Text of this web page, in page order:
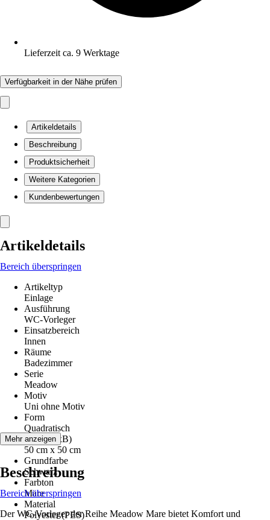
Lieferzeit ca. 9 Werktage
Verfügbarkeit in der Nähe prüfen
Artikeldetails
Beschreibung
Produktsicherheit
Weitere Kategorien
Kundenbewertungen
Artikeldetails
Bereich überspringen
Artikeltyp
Einlage
Ausführung
WC-Vorleger
Einsatzbereich
Innen
Räume
Badezimmer
Serie
Meadow
Motiv
Uni ohne Motiv
Form
Quadratisch
Maße (LxB)
50 cm x 50 cm
Grundfarbe
Schwarz
Farbton
Mare
Material
Polyester (PES)
Mehr anzeigen
Beschreibung
Bereich überspringen
Der WC-Vorleger der Reihe Meadow Mare bietet Komfort und